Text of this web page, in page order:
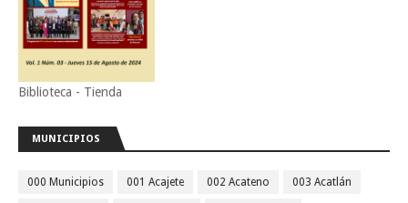
Biblioteca - Tienda
MUNICIPIOS
000 Municipios 001 Acajete 002 Acateno 003 Acatlán